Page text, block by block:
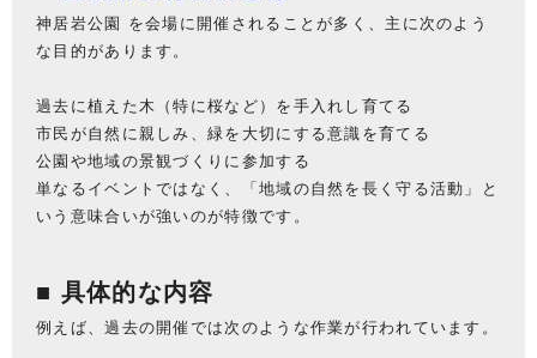
神居岩公園 を会場に開催されることが多く、主に次のよう
な目的があります。
過去に植えた木（特に桜など）を手入れし育てる
市民が自然に親しみ、緑を大切にする意識を育てる
公園や地域の景観づくりに参加する
単なるイベントではなく、「地域の自然を長く守る活動」と
いう意味合いが強いのが特徴です。
■ 具体的な内容
例えば、過去の開催では次のような作業が行われています。